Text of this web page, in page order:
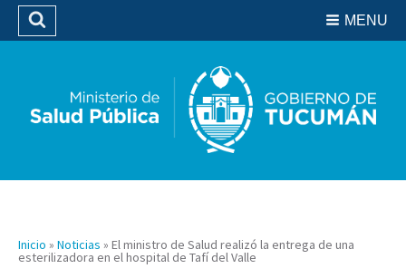
Biblioteca
MENU
Buscar
Inicio » Noticias » El ministro de Salud realizó la entrega de una
esterilizadora en el hospital de Tafí del Valle